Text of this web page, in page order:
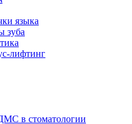
языка
зуба
лифтинг
в стоматологии